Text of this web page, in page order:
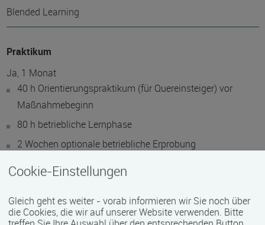
Blended Learning
Praktikum
Ja, 1 Monat
40 h Orientierungspraktikum (für Quereinsteiger) vor
Maßnahmebeginn
80 h betriebliche Lernphase
2 Wochen optionale betriebliche Erprobung
Teilnahmebestätigung / Zertifikat des Anbieters
Cookie-Einstellungen
Gleich geht es weiter - vorab informieren wir Sie noch über
die Cookies, die wir auf unserer Website verwenden. Bitte